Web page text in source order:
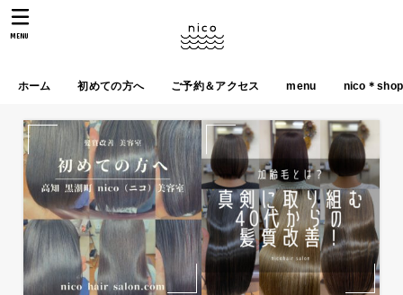
ホーム 初めての方へ ご予約＆アクセス menu nico＊shop
MENU